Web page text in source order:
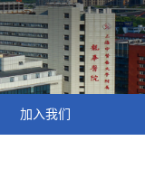
加入我们